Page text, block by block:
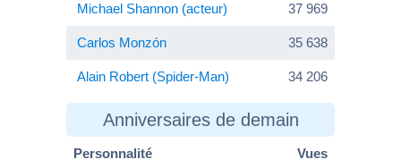
Michael Shannon (acteur) 37 969
Carlos Monzón 35 638
Alain Robert (Spider-Man) 34 206
Anniversaires de demain
Personnalité Vues